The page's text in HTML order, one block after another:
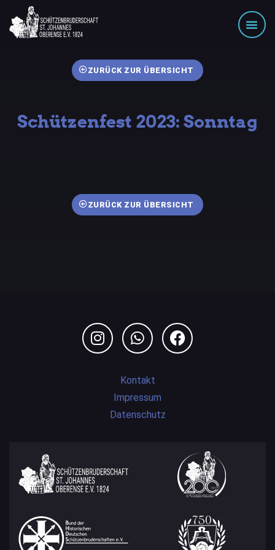
ZURÜCK ZUR ÜBERSICHT
Schützenfest 2023: Sonntag
ZURÜCK ZUR ÜBERSICHT
Kontakt
Impressum
Datenschutz